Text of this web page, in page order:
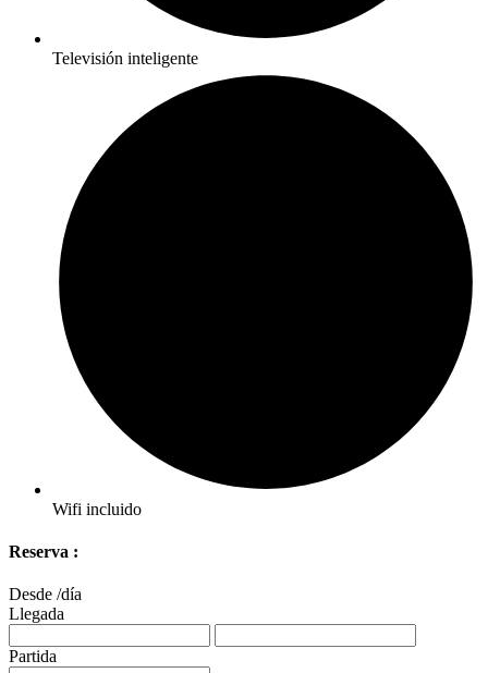
Televisión inteligente
Wifi incluido
Reserva :
Desde /día
Llegada
Partida